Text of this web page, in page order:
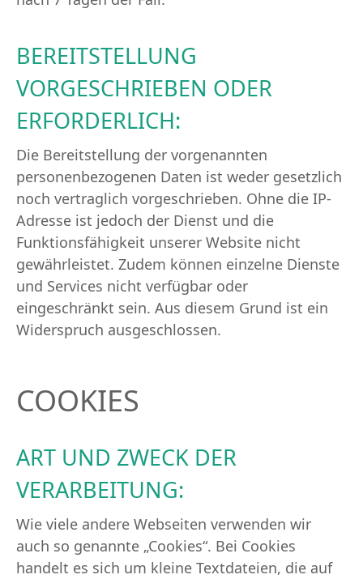
BEREITSTELLUNG
VORGESCHRIEBEN ODER
ERFORDERLICH:
Die Bereitstellung der vorgenannten
personenbezogenen Daten ist weder gesetzlich
noch vertraglich vorgeschrieben. Ohne die IP-
Adresse ist jedoch der Dienst und die
Funktionsfähigkeit unserer Website nicht
gewährleistet. Zudem können einzelne Dienste
und Services nicht verfügbar oder
eingeschränkt sein. Aus diesem Grund ist ein
Widerspruch ausgeschlossen.
COOKIES
ART UND ZWECK DER
VERARBEITUNG:
Wie viele andere Webseiten verwenden wir
auch so genannte „Cookies“. Bei Cookies
handelt es sich um kleine Textdateien, die auf